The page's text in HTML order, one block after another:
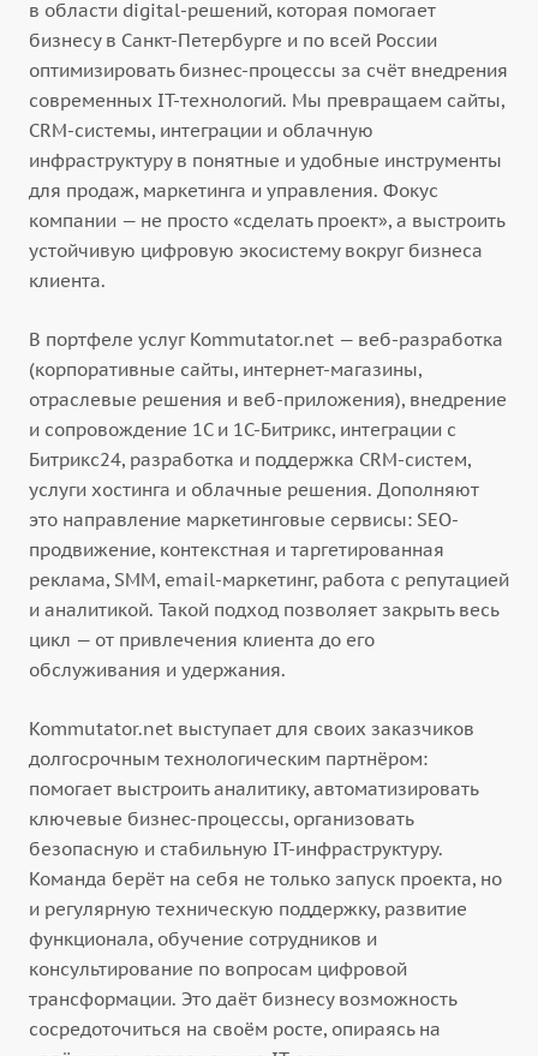
в области digital-решений, которая помогает
бизнесу в Санкт-Петербурге и по всей России
оптимизировать бизнес-процессы за счёт внедрения
современных IT-технологий. Мы превращаем сайты,
CRM-системы, интеграции и облачную
инфраструктуру в понятные и удобные инструменты
для продаж, маркетинга и управления. Фокус
компании — не просто «сделать проект», а выстроить
устойчивую цифровую экосистему вокруг бизнеса
клиента.
В портфеле услуг Kommutator.net — веб-разработка
(корпоративные сайты, интернет-магазины,
отраслевые решения и веб-приложения), внедрение
и сопровождение 1С и 1С-Битрикс, интеграции с
Битрикс24, разработка и поддержка CRM-систем,
услуги хостинга и облачные решения. Дополняют
это направление маркетинговые сервисы: SEO-
продвижение, контекстная и таргетированная
реклама, SMM, email-маркетинг, работа с репутацией
и аналитикой. Такой подход позволяет закрыть весь
цикл — от привлечения клиента до его
обслуживания и удержания.
Kommutator.net выступает для своих заказчиков
долгосрочным технологическим партнёром:
помогает выстроить аналитику, автоматизировать
ключевые бизнес-процессы, организовать
безопасную и стабильную IT-инфраструктуру.
Команда берёт на себя не только запуск проекта, но
и регулярную техническую поддержку, развитие
функционала, обучение сотрудников и
консультирование по вопросам цифровой
трансформации. Это даёт бизнесу возможность
сосредоточиться на своём росте, опираясь на